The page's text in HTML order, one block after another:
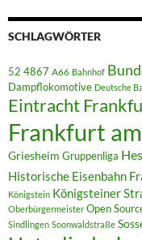
SCHLAGWÖRTER
52 4867 A66 Bahnhof
Dampflokomotive Deutsche
Eintracht
Frankfurt
Griesheim Gruppenliga
Historische Eisenbahn
Königstein Königsteiner
Oberbürgermeister Open
Sindlingen Soonwaldstraße